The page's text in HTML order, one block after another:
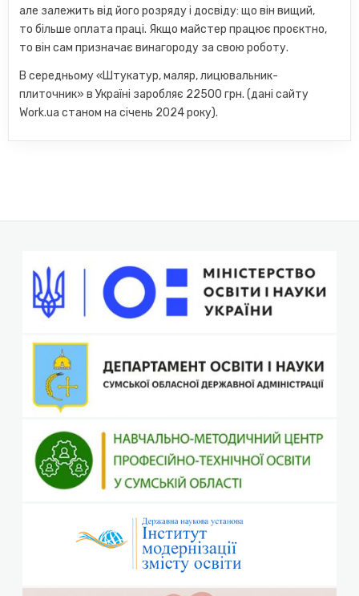
але залежить від його розряду і досвіду: що він вищий,
то більше оплата праці. Якщо майстер працює проєктно,
то він сам призначає винагороду за свою роботу.
В середньому «Штукатур, маляр, лицювальник-
плиточник» в Україні заробляє 22500 грн. (дані сайту
Work.ua станом на січень 2024 року).